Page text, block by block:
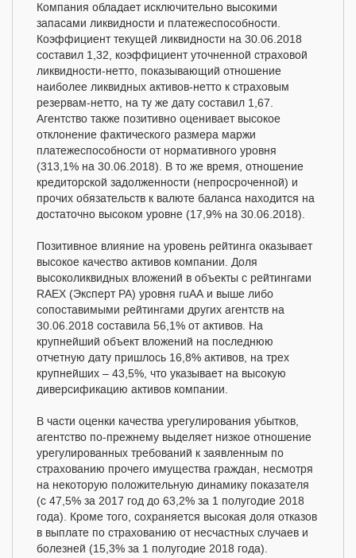
Компания обладает исключительно высокими
запасами ликвидности и платежеспособности.
Коэффициент текущей ликвидности на 30.06.2018
составил 1,32, коэффициент уточненной страховой
ликвидности-нетто, показывающий отношение
наиболее ликвидных активов-нетто к страховым
резервам-нетто, на ту же дату составил 1,67.
Агентство также позитивно оценивает высокое
отклонение фактического размера маржи
платежеспособности от нормативного уровня
(313,1% на 30.06.2018). В то же время, отношение
кредиторской задолженности (непросроченной) и
прочих обязательств к валюте баланса находится на
достаточно высоком уровне (17,9% на 30.06.2018).
Позитивное влияние на уровень рейтинга оказывает
высокое качество активов компании. Доля
высоколиквидных вложений в объекты с рейтингами
RAEX (Эксперт РА) уровня ruAА и выше либо
сопоставимыми рейтингами других агентств на
30.06.2018 составила 56,1% от активов. На
крупнейший объект вложений на последнюю
отчетную дату пришлось 16,8% активов, на трех
крупнейших – 43,5%, что указывает на высокую
диверсификацию активов компании.
В части оценки качества урегулирования убытков,
агентство по-прежнему выделяет низкое отношение
урегулированных требований к заявленным по
страхованию прочего имущества граждан, несмотря
на некоторую положительную динамику показателя
(с 47,5% за 2017 год до 63,2% за 1 полугодие 2018
года). Кроме того, сохраняется высокая доля отказов
в выплате по страхованию от несчастных случаев и
болезней (15,3% за 1 полугодие 2018 года).